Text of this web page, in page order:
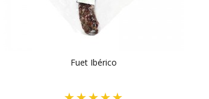
Fuet Ibérico